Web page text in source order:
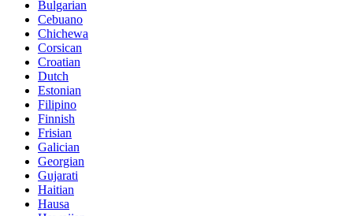
Bulgarian
Cebuano
Chichewa
Corsican
Croatian
Dutch
Estonian
Filipino
Finnish
Frisian
Galician
Georgian
Gujarati
Haitian
Hausa